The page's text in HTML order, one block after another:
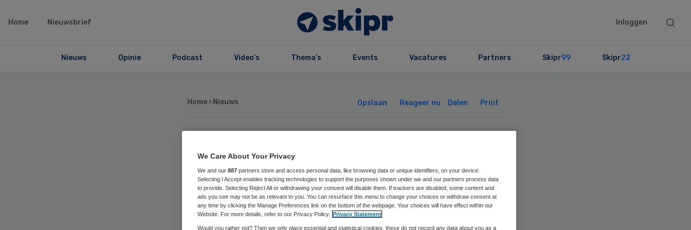
Home Nieuwsbrief Inloggen
Search
Nieuws Opinie Podcast Video’s Thema’s Events Vacatures Partners Skipr99 Skipr22
Home › Nieuws Opslaan Reageer nu Delen Print
Ook VGZ en Menzis
verhogen zorgpremie
beperkt
We Care About Your Privacy
We and our 887 partners store and access personal data, like browsing data or unique identifiers, on your device.
Selecting I Accept enables tracking technologies to support the purposes shown under we and our partners process data
to provide. Selecting Reject All or withdrawing your consent will disable them. If trackers are disabled, some content and
ads you see may not be as relevant to you. You can resurface this menu to change your choices or withdraw consent at
any time by clicking the Manage Preferences link on the bottom of the webpage. Your choices will have effect within our
Website. For more details, refer to our Privacy Policy. Privacy Statement
Would you rather not? Then we only place essential and statistical cookies, these do not record any data about you as a